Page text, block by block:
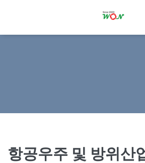
항공우주 및 방위산